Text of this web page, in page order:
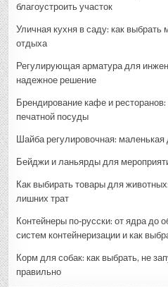
благоустроить участок
Уличная кухня в саду: как
отдыха
Регулирующая арматура для
надежное решение
Брендирование кафе и
печатной посуды
Шайба регулировочная:
Бейджи и ланьярды для
Как выбирать товары для
лишних трат
Контейнеры по‑русски: от ядра до
систем контейнеризации и как
Корм для собак: как выбрать, не
правильно